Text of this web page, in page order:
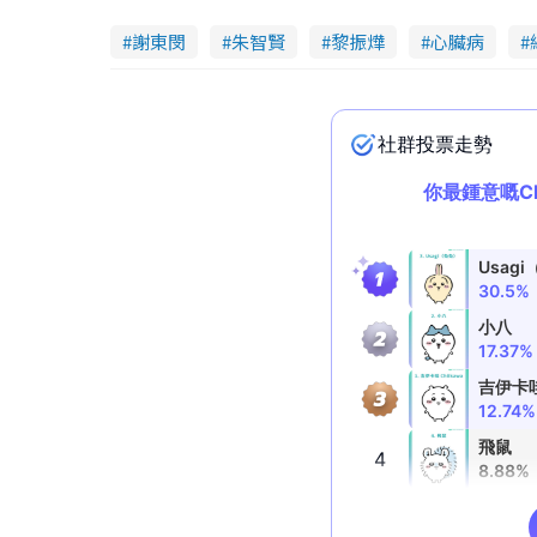
謝東閔 朱智賢 黎振燁 心臟病